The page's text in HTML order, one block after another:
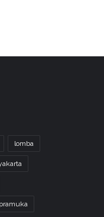
lomba
pramuka